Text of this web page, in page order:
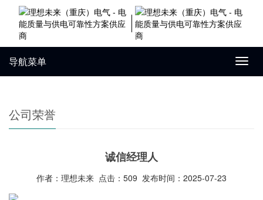
导航菜单
公司荣誉
诚信经理人
作者：理想未来 点击：509 发布时间：2025-07-23